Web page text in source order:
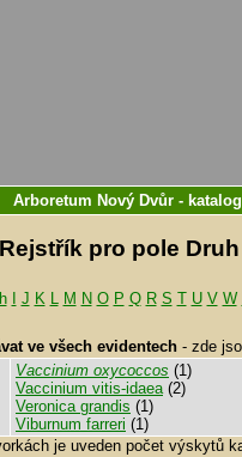
Arboretum Nový Dvůr- katalog
Rejstřík pro pole
J K L M N O P Q R S T U V W
ve všech evidentech- zde
Vaccinium oxycoccos (1)
Vaccinium vitis-idaea(2)
Veronica grandis (1)
Viburnum farreri (1)
je uveden počet výskytů